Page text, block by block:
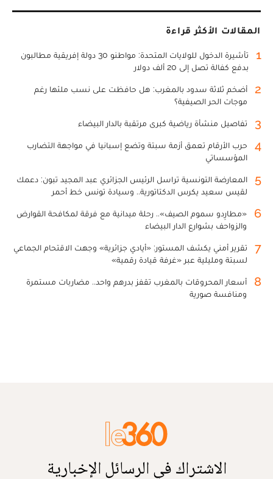
المقالات الأكثر قراءة
1
تأشيرة الدخول للولايات المتحدة: مواطنو 30 دولة إفريقية مطالبون
بدفع كفالة تصل إلى 20 ألف دولار
2
أضخم ثلاثة سدود بالمغرب: هل حافظت على نسب ملئها رغم
موجات الحر الصيفية؟
3 تفاصيل منشأة رياضية كبرى مرتقبة بالدار البيضاء
4
حرب الأرقام تعمق أزمة سبتة وتضع إسبانيا في مواجهة التضارب
المؤسساتي
5
المعارضة التونسية تراسل الرئيس الجزائري عبد المجيد تبون: دعمك
لقيس سعيد يكرس الدكتاتورية.. وسيادة تونس خط أحمر
6
«مطارِدو سموم الصيف».. رحلة ميدانية مع فرقة لمكافحة القوارض
والزواحف بشوارع الدار البيضاء
7
تقرير أمني يكشف المستور: «أيادي جزائرية» وجهت الاقتحام الجماعي
لسبتة ومليلية عبر «غرفة قيادة رقمية»
8
أسعار المحروقات بالمغرب تقفز بدرهم واحد.. مضاربات مستمرة
ومنافسة صورية
الاشتراك في الرسائل الإخبارية